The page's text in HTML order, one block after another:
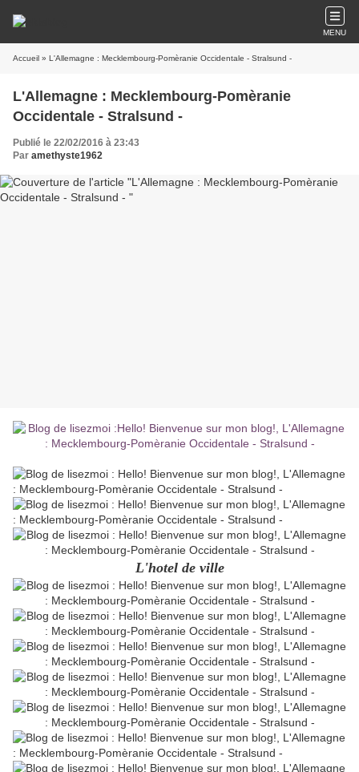
MENU
Accueil » L'Allemagne : Mecklembourg-Pomèranie Occidentale - Stralsund -
L'Allemagne : Mecklembourg-Pomèranie
Occidentale - Stralsund -
Publié le 22/02/2016 à 23:43
Par amethyste1962
L'hotel de ville